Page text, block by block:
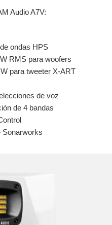
Audio A7V:
ondas HPS
RMS para woofers
para tweeter X-ART
de voz
de 4 bandas
Sonarworks